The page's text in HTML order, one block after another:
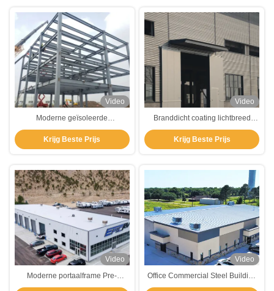
Video
Moderne geïsoleerde
geprefabriceerde commerciële
staalgebouwen Metalen kantoren
Winkelcentrum
Krijg Beste Prijs
Video
Branddicht coating lichtbreed
staal frame constructie
geprefabriceerd dakraam
magazijn
Krijg Beste Prijs
Video
Moderne portaalframe Pre-
engineered Steel Building
Video
Office Commercial Steel Building
Construction Prefab Steel